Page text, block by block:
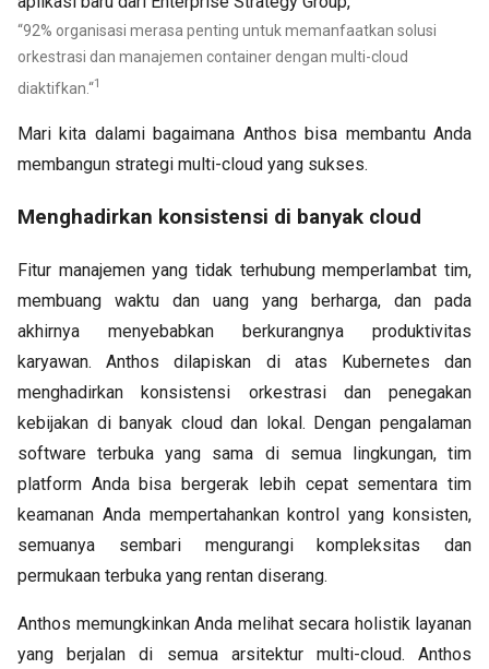
“92% organisasi merasa penting untuk memanfaatkan solusi
orkestrasi dan manajemen container dengan multi-cloud
diaktifkan.“1
Mari kita dalami bagaimana Anthos bisa membantu Anda
membangun strategi multi-cloud yang sukses.
Menghadirkan konsistensi di banyak cloud
Fitur manajemen yang tidak terhubung memperlambat tim,
membuang waktu dan uang yang berharga, dan pada
akhirnya menyebabkan berkurangnya produktivitas
karyawan. Anthos dilapiskan di atas Kubernetes dan
menghadirkan konsistensi orkestrasi dan penegakan
kebijakan di banyak cloud dan lokal. Dengan pengalaman
software terbuka yang sama di semua lingkungan, tim
platform Anda bisa bergerak lebih cepat sementara tim
keamanan Anda mempertahankan kontrol yang konsisten,
semuanya sembari mengurangi kompleksitas dan
permukaan terbuka yang rentan diserang.
Anthos memungkinkan Anda melihat secara holistik layanan
yang berjalan di semua arsitektur multi-cloud. Anthos